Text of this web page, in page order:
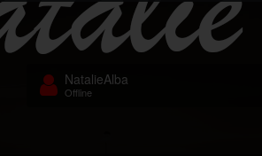
NatalieAlba
Offline